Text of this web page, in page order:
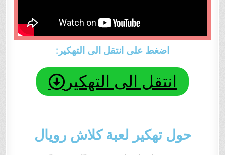
اضغط على انتقل الى التهكير:
انتقل الى التهكير
حول تهكير لعبة كلاش رويال